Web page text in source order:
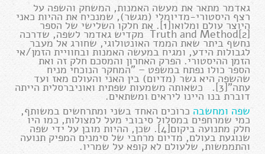
גאדמר מתאר את מעשה האמנות, המשחק והשפה על
רצף היסטורי-מדיומלי (מגשר), שמנכיח את ההיות כאני
היוצר עולם ומלואו[1]. את חלקו השלישי של הספר
[2]Truth and Method מקדיש גאדמר לשפה, שדרכה
נחשף ביתר שאת הממד האונטולוגי, שחורג אל מעבר
לגבולות הידע, ומגיח במעשה האמנות ובחוויית הזמן/אי
הזמן ההיסטורי. הפרק האחרון והמסכם חלק זה ואת
הספר כולו נפתח במשפט – "המחקר הנוכחי מניח
שהשפה היא גשר (מדיום) בין האני והעולם מאז ועד
עתה"[3]. כשאותה משמעות שפתית ואוניברסלית הייתה
דוברת בנו היינו ליראים ומשתאים.
שפה ומחשבהכרוכים האחד בשני ומתרחשים במשותף,
כמי שמרחפים במסלול סיבובי מעל למצולות, כמו היו
חלק מתנועה ביקום[4]. שכן, ההיות מובן על ידי שפה
שנוגעת בעולם, מדיום מרחבי של סימנים המפיק תנועה
והתממשות, שלעולם לא קופא על שמריו.